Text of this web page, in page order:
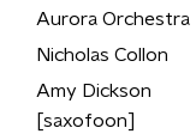
Aurora Orchestra
Nicholas Collon
Amy Dickson
[saxofoon]